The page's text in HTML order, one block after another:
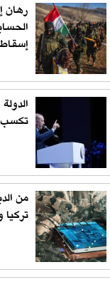
رهان
تكسب
من